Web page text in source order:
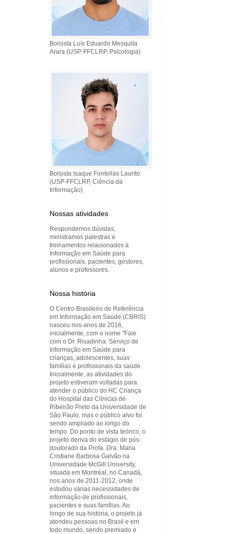
Bolsista Luís Eduardo Mesquita
Arara (USP-FFCLRP, Psicologia)
Bolsista Isaque Fontellas Laurito
(USP-FFCLRP, Ciência da
Informação)
Nossas atividades
Respondemos dúvidas,
ministramos palestras e
treinamentos relacionados à
Informação em Saúde para
profissionais, pacientes, gestores,
alunos e professores.
Nossa história
O Centro Brasileiro de Referência
em Informação em Saúde (CBRIS)
nasceu nos anos de 2016,
inicialmente, com o nome "Fale
com o Dr. Risadinha: Serviço de
Informação em Saúde para
crianças, adolescentes, suas
famílias e profissionais da saúde.
Inicialmente, as atividades do
projeto estiveram voltadas para
atender o público do HC Criança
do Hospital das Clínicas de
Ribeirão Preto da Universidade de
São Paulo, mas o público alvo foi
sendo ampliado ao longo do
tempo. Do ponto de vista teórico, o
projeto deriva do estágio de pós-
doutorado da Profa. Dra. Maria
Cristiane Barbosa Galvão na
Universidade McGill University,
situada em Montréal, no Canadá,
nos anos de 2011-2012, onde
estudou várias necessidades de
informação de profissionais,
pacientes e suas famílias. Ao
longo de sua história, o projeto já
atendeu pessoas no Brasil e em
todo mundo, sendo premiado e